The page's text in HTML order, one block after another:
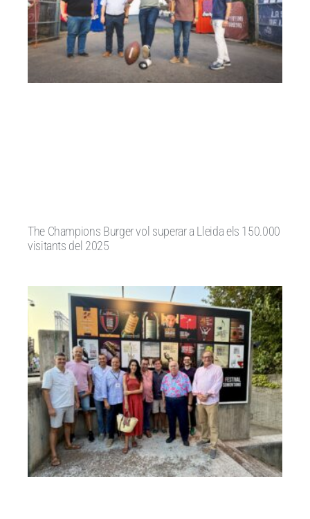
The Champions Burger vol superar a Lleida els 150.000
visitants del 2025